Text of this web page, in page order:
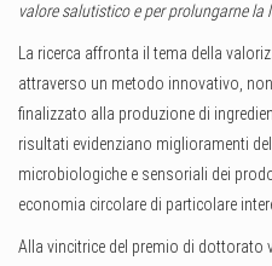
valore salutistico e per prolungarne la
La ricerca affronta il tema della
attraverso un metodo innovativo,
finalizzato alla produzione di
risultati evidenziano miglioramenti
microbiologiche e sensoriali dei
economia circolare di particolare
Alla vincitrice del premio di dottorato